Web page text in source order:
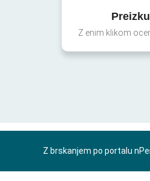
Z enim klikom
Z brskanjem po portalu